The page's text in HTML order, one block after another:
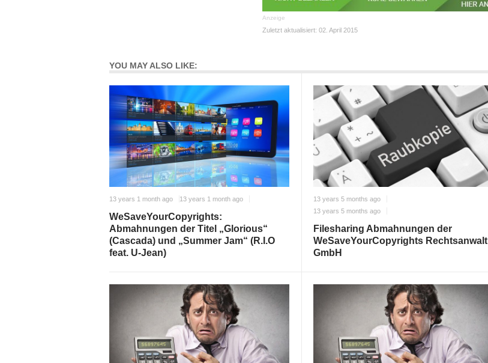
Anzeige
Zuletzt aktualisiert: 02. April 2015
YOU MAY ALSO LIKE:
13 years 1 month ago 13 years 1 month ago
WeSaveYourCopyrights:
Abmahnungen der Titel „Glorious“
(Cascada) und „Summer Jam“ (R.I.O
feat. U-Jean)
13 years 5 months ago
13 years 5 months ago
Filesharing Abmahnungen der
WeSaveYourCopyrights Rechtsanwalt
GmbH